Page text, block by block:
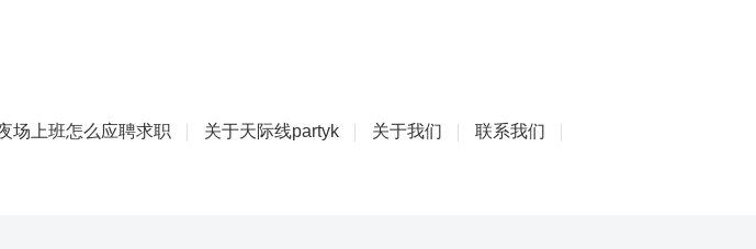
场上班怎么应聘求职 关于天际线partyk 关于我们 联系我们